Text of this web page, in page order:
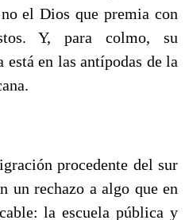
el Dios que premia con
Y, para colmo, su
en las antípodas de la
procedente del sur
un rechazo a algo que en
la escuela pública y